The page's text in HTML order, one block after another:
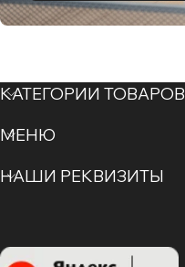
КАТЕГОРИИ ТОВАРОВ
МЕНЮ
НАШИ РЕКВИЗИТЫ